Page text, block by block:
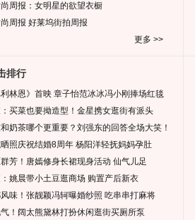
周报：女明星的欲望衣橱
周报 好莱坞街拍周报
更多 >>
排行
利林恩》首映 章子怡范冰冰冯小刚捧场红毯
买菜也要拗造型！金星携女逛街有派头
奶茶哪个更重要？刘强东的回答全场大笑！
照庆祝结婚8周年 杨阳洋轻抚妈妈孕肚
芳！唐嫣修身长裙现身活动 仙气儿足
姚晨带小土豆逛商场 购置产后新衣
味！张靓颖冯轲曝婚纱照 吃串串打麻将
！阔太熊黛林打扮休闲逛街买厕所泵